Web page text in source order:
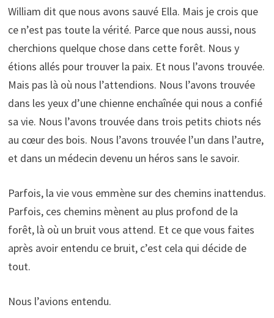
William dit que nous avons sauvé Ella. Mais je crois que
ce n’est pas toute la vérité. Parce que nous aussi, nous
cherchions quelque chose dans cette forêt. Nous y
étions allés pour trouver la paix. Et nous l’avons trouvée.
Mais pas là où nous l’attendions. Nous l’avons trouvée
dans les yeux d’une chienne enchaînée qui nous a confié
sa vie. Nous l’avons trouvée dans trois petits chiots nés
au cœur des bois. Nous l’avons trouvée l’un dans l’autre,
et dans un médecin devenu un héros sans le savoir.
Parfois, la vie vous emmène sur des chemins inattendus.
Parfois, ces chemins mènent au plus profond de la
forêt, là où un bruit vous attend. Et ce que vous faites
après avoir entendu ce bruit, c’est cela qui décide de
tout.
Nous l’avions entendu.